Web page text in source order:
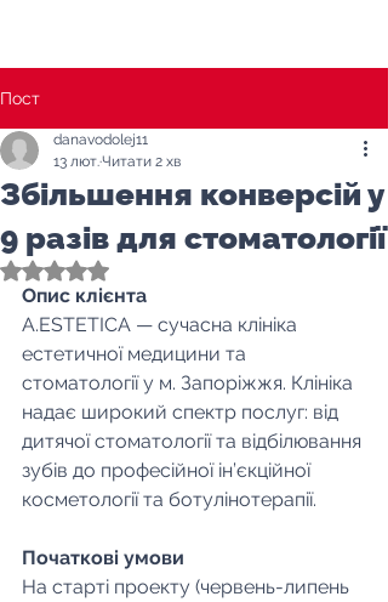
Пост
Збільшення конверсій у
9 разів для стоматології
danavodolej11
13 лют.Читати 2 хв
Оцінка: NaN з 5 зірок.
Опис клієнта
A.ESTETICA — сучасна клініка
естетичної медицини та
стоматології у м. Запоріжжя. Клініка
надає широкий спектр послуг: від
дитячої стоматології та відбілювання
зубів до професійної ін’єкційної
косметології та ботулінотерапії.
Початкові умови
На старті проекту (червень-липень